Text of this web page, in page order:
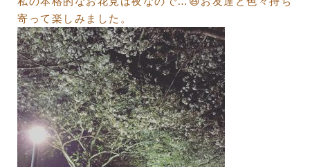
寄って楽しみました。